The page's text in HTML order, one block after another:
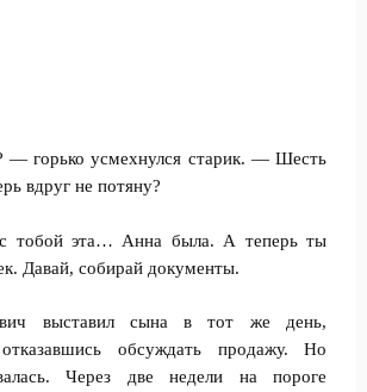
горько усмехнулся старик. — Шесть
вдруг не потяну?
эта… Анна была. А теперь ты
Давай, собирай документы.
выставил сына в тот же день,
отказавшись обсуждать продажу. Но
Через две недели на пороге